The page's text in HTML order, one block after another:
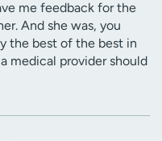
me feedback for the
And she was, you
the best of the best in
medical provider should